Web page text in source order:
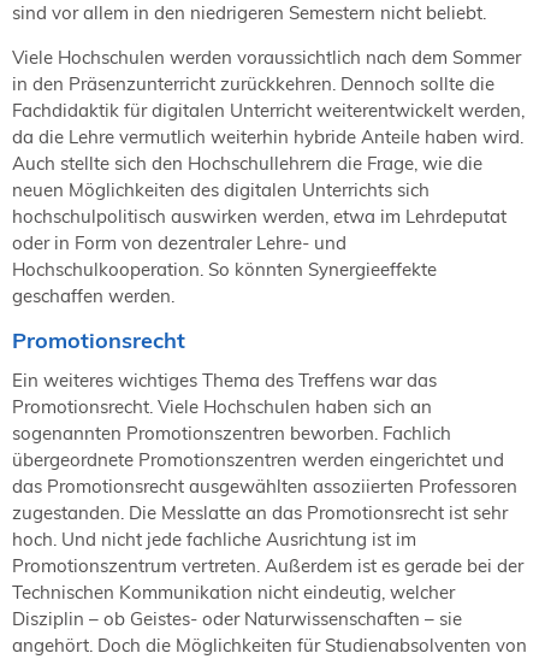
sind vor allem in den niedrigeren Semestern nicht beliebt.
Viele Hochschulen werden voraussichtlich nach dem Sommer
in den Präsenzunterricht zurückkehren. Dennoch sollte die
Fachdidaktik für digitalen Unterricht weiterentwickelt werden,
da die Lehre vermutlich weiterhin hybride Anteile haben wird.
Auch stellte sich den Hochschullehrern die Frage, wie die
neuen Möglichkeiten des digitalen Unterrichts sich
hochschulpolitisch auswirken werden, etwa im Lehrdeputat
oder in Form von dezentraler Lehre- und
Hochschulkooperation. So könnten Synergieeffekte
geschaffen werden.
Promotionsrecht
Ein weiteres wichtiges Thema des Treffens war das
Promotionsrecht. Viele Hochschulen haben sich an
sogenannten Promotionszentren beworben. Fachlich
übergeordnete Promotionszentren werden eingerichtet und
das Promotionsrecht ausgewählten assoziierten Professoren
zugestanden. Die Messlatte an das Promotionsrecht ist sehr
hoch. Und nicht jede fachliche Ausrichtung ist im
Promotionszentrum vertreten. Außerdem ist es gerade bei der
Technischen Kommunikation nicht eindeutig, welcher
Disziplin – ob Geistes- oder Naturwissenschaften – sie
angehört. Doch die Möglichkeiten für Studienabsolventen von